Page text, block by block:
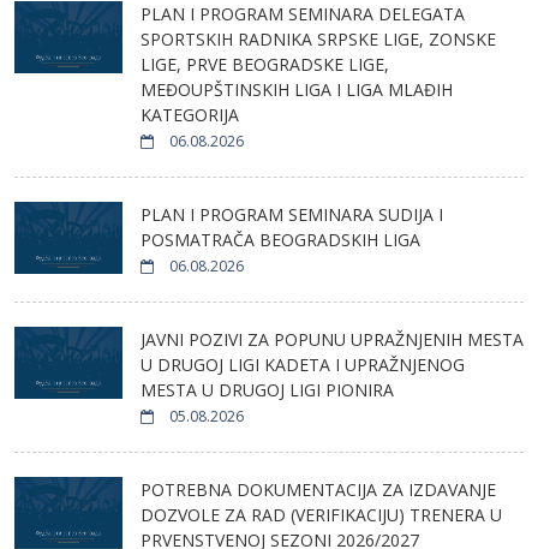
PLAN I PROGRAM SEMINARA DELEGATA
SPORTSKIH RADNIKA SRPSKE LIGE, ZONSKE
LIGE, PRVE BEOGRADSKE LIGE,
MEĐOUPŠTINSKIH LIGA I LIGA MLAĐIH
KATEGORIJA
06.08.2026
PLAN I PROGRAM SEMINARA SUDIJA I
POSMATRAČA BEOGRADSKIH LIGA
06.08.2026
JAVNI POZIVI ZA POPUNU UPRAŽNJENIH MESTA
U DRUGOJ LIGI KADETA I UPRAŽNJENOG
MESTA U DRUGOJ LIGI PIONIRA
05.08.2026
POTREBNA DOKUMENTACIJA ZA IZDAVANJE
DOZVOLE ZA RAD (VERIFIKACIJU) TRENERA U
PRVENSTVENOJ SEZONI 2026/2027